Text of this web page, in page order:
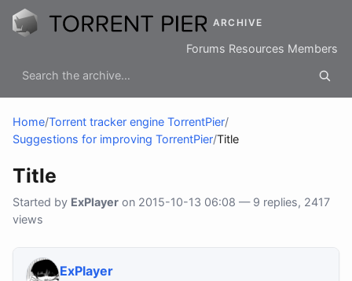
ARCHIVE
Forums Resources Members
Home/Torrent tracker engine TorrentPier/
Suggestions for improving TorrentPier/Title
Title
Started by ExPlayer on 2015-10-13 06:08 — 9 replies, 2417
views
ExPlayer